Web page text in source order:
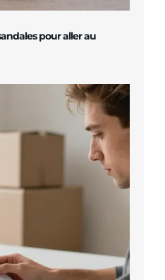
pour aller au